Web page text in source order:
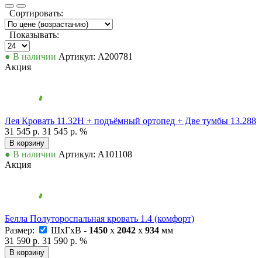
Сортировать:
Показывать:
● В наличии Артикул: А200781
Акция
Лея Кровать 11.32Н + подъёмный ортопед + Две тумбы 13.288
31 545 р. 31 545 р. %
В корзину
● В наличии Артикул: А101108
Акция
Белла Полутороспальная кровать 1.4 (комфорт)
Размер:
ШxГxВ - 1450 x 2042 x 934 мм
31 590 р. 31 590 р. %
В корзину